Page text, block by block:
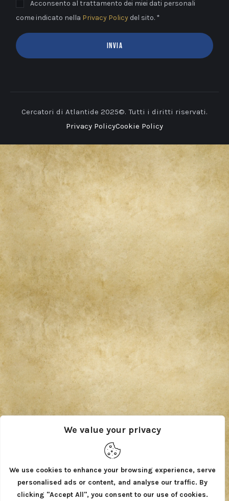
We value your privacy
We use cookies to enhance your browsing experience, serve
personalised ads or content, and analyse our traffic. By
clicking "Accept All", you consent to our use of cookies.
Acconsento al trattamento dei miei dati personali
come indicato nella Privacy Policy del sito. *
INVIA
Cercatori di Atlantide 2025©. Tutti i diritti riservati.
Privacy PolicyCookie Policy